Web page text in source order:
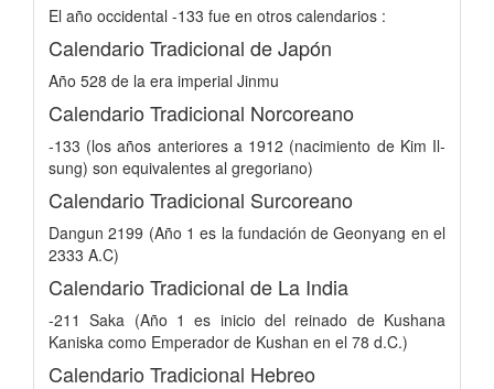
El año occidental -133 fue en otros calendarios :
Calendario Tradicional de Japón
Año 528 de la era imperial Jinmu
Calendario Tradicional Norcoreano
-133 (los años anteriores a 1912 (nacimiento de Kim Il-
sung) son equivalentes al gregoriano)
Calendario Tradicional Surcoreano
Dangun 2199 (Año 1 es la fundación de Geonyang en el
2333 A.C)
Calendario Tradicional de La India
-211 Saka (Año 1 es inicio del reinado de Kushana
Kaniska como Emperador de Kushan en el 78 d.C.)
Calendario Tradicional Hebreo